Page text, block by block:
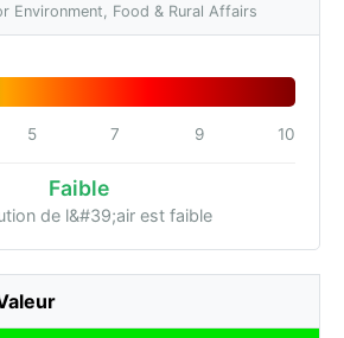
Environment, Food & Rural Affairs
5 7 9 10
Faible
de l&#39;air est faible